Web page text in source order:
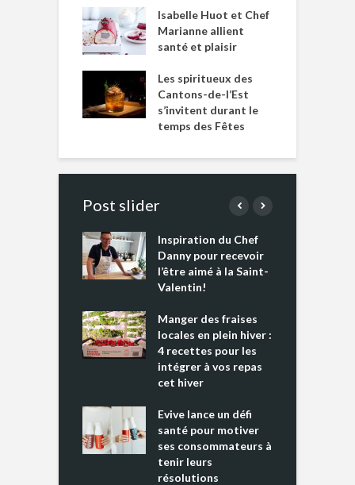
Isabelle Huot et Chef
Marianne allient
santé et plaisir
Les spiritueux des
Cantons-de-l’Est
s’invitent durant le
temps des Fêtes
Post slider
Inspiration du Chef
Danny pour recevoir
l’être aimé à la Saint-
Valentin!
Manger des fraises
locales en plein hiver :
4 recettes pour les
intégrer à vos repas
cet hiver
Evive lance un défi
santé pour motiver
ses consommateurs à
tenir leurs
résolutions